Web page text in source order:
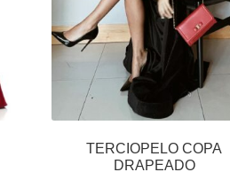
TERCIOPELO COPA
DRAPEADO